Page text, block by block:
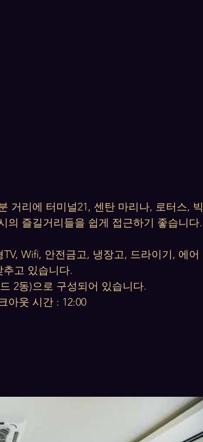
거리에 터미널21, 센탄 마리나, 로터스, 빅
의 즐길거리들을 쉽게 접근하기 좋습니다.
Wifi, 안전금고, 냉장고, 드라이기, 에어
고 있습니다.
2동)으로 구성되어 있습니다.
아웃 시간 : 12:00